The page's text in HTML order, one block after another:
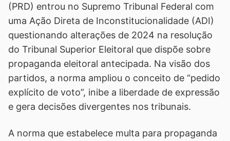
(PRD) entrou no Supremo Tribunal Federal com
uma Ação Direta de Inconstitucionalidade (ADI)
questionando alterações de 2024 na resolução
do Tribunal Superior Eleitoral que dispõe sobre
propaganda eleitoral antecipada. Na visão dos
partidos, a norma ampliou o conceito de “pedido
explícito de voto”, inibe a liberdade de expressão
e gera decisões divergentes nos tribunais.
A norma que estabelece multa para propaganda